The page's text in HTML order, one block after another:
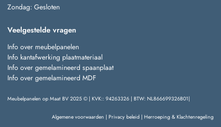
Zondag: Gesloten
Veelgestelde vragen
Info over meubelpanelen
Info kantafwerking plaatmateriaal
Info over gemelamineerd spaanplaat
Info over gemelamineerd MDF
Meubelpanelen op Maat BV 2025 © | KVK:: 94263326 | BTW: NL866699326B01|
Algemene voorwaarden | Privacy beleid | Herroeping & Klachtenregeling